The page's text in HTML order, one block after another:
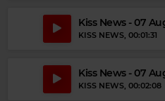
Kiss News - 07
KISS NEWS, 00:01:31
Kiss News - 07
KISS NEWS, 00:02:08